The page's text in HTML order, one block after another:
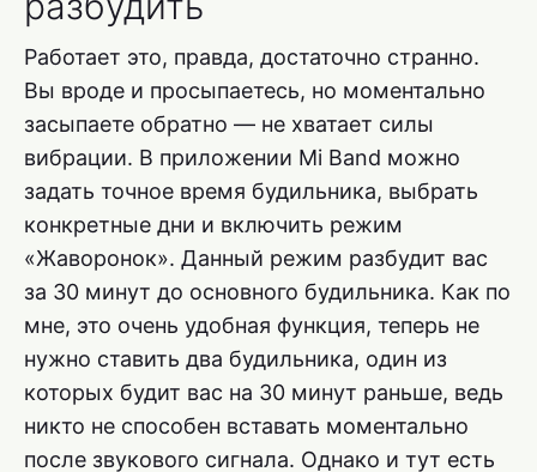
Работает это, правда, достаточно странно.
Вы вроде и просыпаетесь, но моментально
засыпаете обратно — не хватает силы
вибрации. В приложении Mi Band можно
задать точное время будильника, выбрать
конкретные дни и включить режим
«Жаворонок». Данный режим разбудит вас
за 30 минут до основного будильника. Как по
мне, это очень удобная функция, теперь не
нужно ставить два будильника, один из
которых будит вас на 30 минут раньше, ведь
никто не способен вставать моментально
после звукового сигнала. Однако и тут есть